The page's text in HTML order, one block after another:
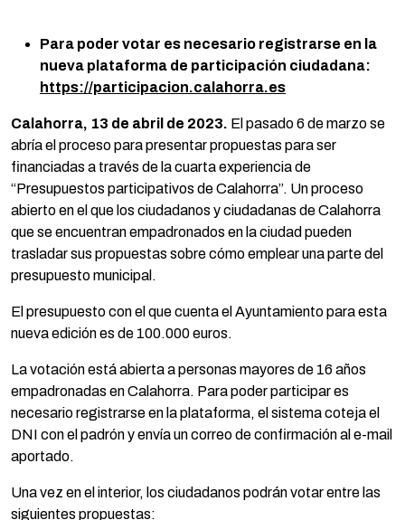
Para poder votar es necesario registrarse en la
nueva plataforma de participación ciudadana:
https://participacion.calahorra.es
Calahorra, 13 de abril de 2023. El pasado 6 de marzo se
abría el proceso para presentar propuestas para ser
financiadas a través de la cuarta experiencia de
“Presupuestos participativos de Calahorra”. Un proceso
abierto en el que los ciudadanos y ciudadanas de Calahorra
que se encuentran empadronados en la ciudad pueden
trasladar sus propuestas sobre cómo emplear una parte del
presupuesto municipal.
El presupuesto con el que cuenta el Ayuntamiento para esta
nueva edición es de 100.000 euros.
La votación está abierta a personas mayores de 16 años
empadronadas en Calahorra. Para poder participar es
necesario registrarse en la plataforma, el sistema coteja el
DNI con el padrón y envía un correo de confirmación al e-mail
aportado.
Una vez en el interior, los ciudadanos podrán votar entre las
siguientes propuestas: